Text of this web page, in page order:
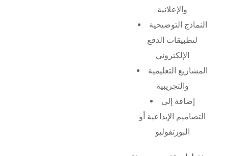
والإعلانية
النماذج التوضيحية
لتطبيقات الدفع
الإلكتروني
المشاريع التعليمية
والتجريبية
إضافة إلى
التصاميم الإبداعية أو
البورتفوليو